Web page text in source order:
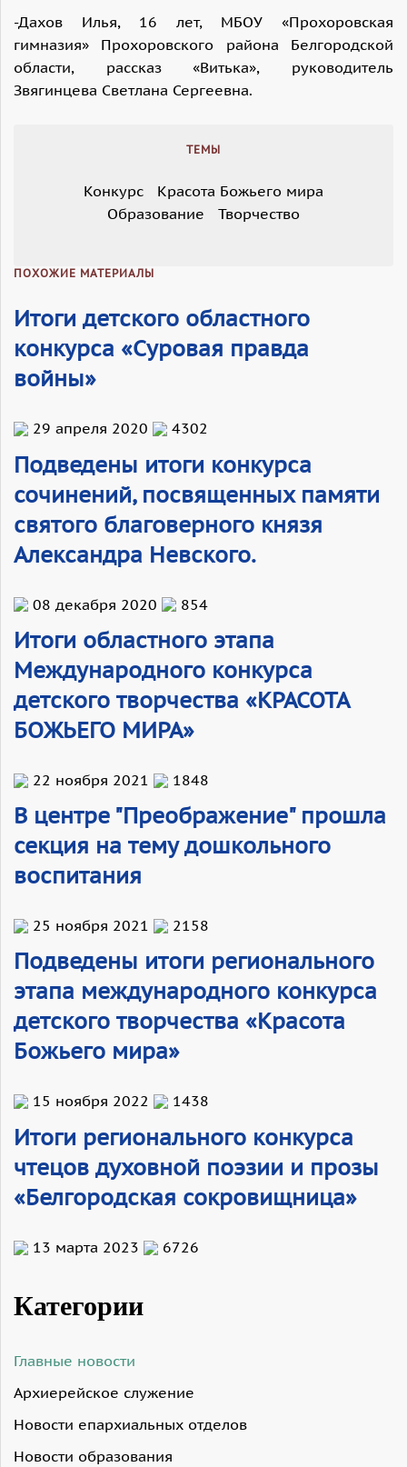
-Дахов Илья, 16 лет, МБОУ «Прохоровская
гимназия» Прохоровского района Белгородской
области, рассказ «Витька», руководитель
Звягинцева Светлана Сергеевна.
ТЕМЫ
Конкурс
Красота Божьего мира
Образование
Творчество
ПОХОЖИЕ МАТЕРИАЛЫ
Итоги детского областного
конкурса «Суровая правда
войны»
29 апреля 2020 4302
Подведены итоги конкурса
сочинений, посвященных памяти
святого благоверного князя
Александра Невского.
08 декабря 2020 854
Итоги областного этапа
Международного конкурса
детского творчества «КРАСОТА
БОЖЬЕГО МИРА»
22 ноября 2021 1848
В центре "Преображение" прошла
секция на тему дошкольного
воспитания
25 ноября 2021 2158
Подведены итоги регионального
этапа международного конкурса
детского творчества «Красота
Божьего мира»
15 ноября 2022 1438
Итоги регионального конкурса
чтецов духовной поэзии и прозы
«Белгородская сокровищница»
13 марта 2023 6726
Категории
Главные новости
Архиерейское служение
Новости епархиальных отделов
Новости образования